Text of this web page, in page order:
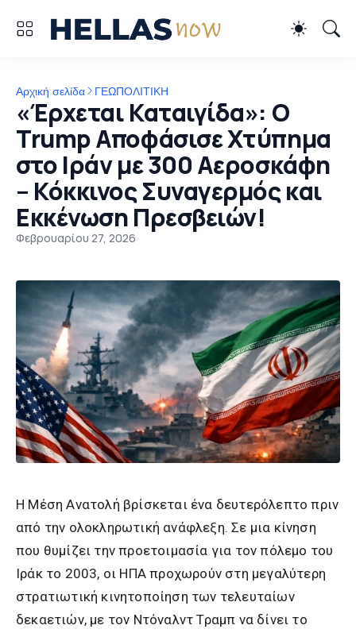
Αρχική σελίδα ΓΕΩΠΟΛΙΤΙΚΗ
«Έρχεται Καταιγίδα»: Ο
Trump Αποφάσισε Χτύπημα
στο Ιράν με 300 Αεροσκάφη
– Κόκκινος Συναγερμός και
Εκκένωση Πρεσβειών!
Φεβρουαρίου 27, 2026
Η Μέση Ανατολή βρίσκεται ένα δευτερόλεπτο πριν
από την ολοκληρωτική ανάφλεξη. Σε μια κίνηση
που θυμίζει την προετοιμασία για τον πόλεμο του
Ιράκ το 2003, οι ΗΠΑ προχωρούν στη μεγαλύτερη
στρατιωτική κινητοποίηση των τελευταίων
δεκαετιών, με τον Ντόναλντ Τραμπ να δίνει το